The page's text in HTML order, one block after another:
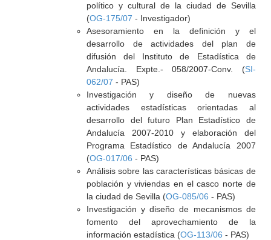
político y cultural de la ciudad de Sevilla
(OG-175/07 - Investigador)
Asesoramiento en la definición y el
desarrollo de actividades del plan de
difusión del Instituto de Estadística de
Andalucía. Expte.- 058/2007-Conv. (SI-
062/07 - PAS)
Investigación y diseño de nuevas
actividades estadísticas orientadas al
desarrollo del futuro Plan Estadístico de
Andalucía 2007-2010 y elaboración del
Programa Estadístico de Andalucía 2007
(OG-017/06 - PAS)
Análisis sobre las características básicas de
población y viviendas en el casco norte de
la ciudad de Sevilla (OG-085/06 - PAS)
Investigación y diseño de mecanismos de
fomento del aprovechamiento de la
información estadística (OG-113/06 - PAS)